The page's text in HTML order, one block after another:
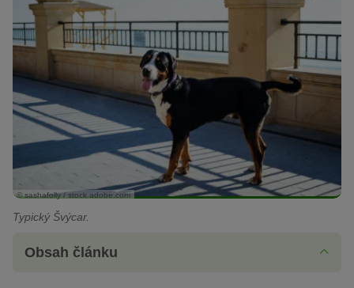
© sashafolly / stock.adobe.com
Typický Švýcar.
Obsah článku